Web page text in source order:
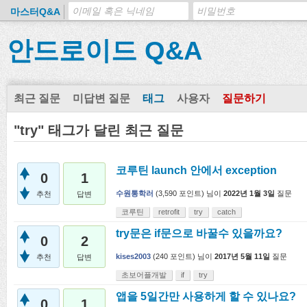
마스터Q&A
안드로이드 Q&A
최근 질문 미답변 질문 태그 사용자 질문하기
"try" 태그가 달린 최근 질문
0
추천
1
답변
코루틴 launch 안에서 exception
수원통학러 (3,590 포인트) 님이 2022년 1월 3일 질문
코루틴 retrofit try catch
0
추천
2
답변
try문은 if문으로 바꿀수 있을까요?
kises2003 (240 포인트) 님이 2017년 5월 11일 질문
초보어플개발 if try
앱을 5일간만 사용하게 할 수 있나요?